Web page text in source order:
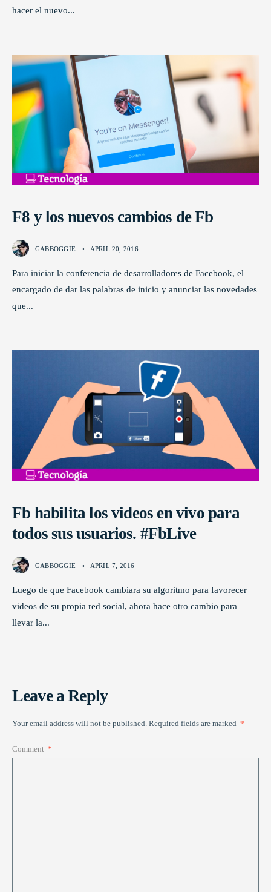
hacer el nuevo...
F8 y los nuevos cambios de Fb
GABBOGGIE • APRIL 20, 2016
Para iniciar la conferencia de desarrolladores de Facebook, el
encargado de dar las palabras de inicio y anunciar las novedades
que...
Fb habilita los videos en vivo para
todos sus usuarios. #FbLive
GABBOGGIE • APRIL 7, 2016
Luego de que Facebook cambiara su algoritmo para favorecer
videos de su propia red social, ahora hace otro cambio para
llevar la...
Leave a Reply
Your email address will not be published. Required fields are marked *
Comment *